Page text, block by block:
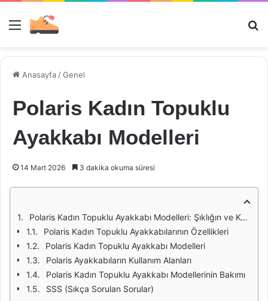
Menü
Anasayfa /Genel
Polaris Kadın Topuklu
Ayakkabı Modelleri
14 Mart 2026 3 dakika okuma süresi
Polaris Kadın Topuklu Ayakkabı Modelleri: Şıklığın ve Konforun Buluştuğu Nokta
Polaris Kadın Topuklu Ayakkabılarının Özellikleri
Polaris Kadın Topuklu Ayakkabı Modelleri
Polaris Ayakkabıların Kullanım Alanları
Polaris Kadın Topuklu Ayakkabı Modellerinin Bakımı
SSS (Sıkça Sorulan Sorular)